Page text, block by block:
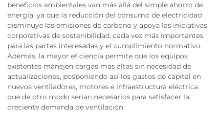
beneficios ambientales van más allá del simple ahorro de
energía, ya que la reducción del consumo de electricidad
disminuye las emisiones de carbono y apoya las iniciativas
corporativas de sostenibilidad, cada vez más importantes
para las partes interesadas y el cumplimiento normativo.
Además, la mayor eficiencia permite que los equipos
existentes manejen cargas más altas sin necesidad de
actualizaciones, posponiendo así los gastos de capital en
nuevos ventiladores, motores e infraestructura eléctrica
que de otro modo serían necesarios para satisfacer la
creciente demanda de ventilación.